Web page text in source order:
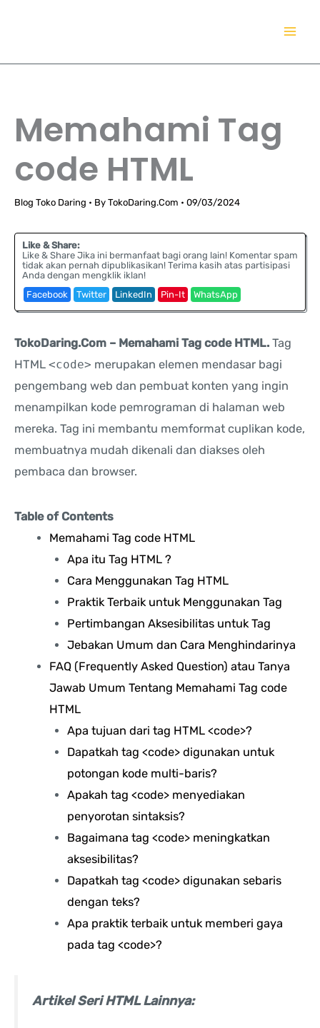
Memahami Tag
code HTML
Blog Toko Daring • By TokoDaring.Com • 09/03/2024
Like & Share:
Like & Share Jika ini bermanfaat bagi orang lain! Komentar spam
tidak akan pernah dipublikasikan! Terima kasih atas partisipasi
Anda dengan mengklik iklan!
Facebook
Twitter LinkedIn Pin-It WhatsApp
TokoDaring.Com – Memahami Tag code HTML. Tag
HTML <code> merupakan elemen mendasar bagi
pengembang web dan pembuat konten yang ingin
menampilkan kode pemrograman di halaman web
mereka. Tag ini membantu memformat cuplikan kode,
membuatnya mudah dikenali dan diakses oleh
pembaca dan browser.
Table of Contents
Memahami Tag code HTML
Apa itu Tag HTML ?
Cara Menggunakan Tag HTML
Praktik Terbaik untuk Menggunakan Tag
Pertimbangan Aksesibilitas untuk Tag
Jebakan Umum dan Cara Menghindarinya
FAQ (Frequently Asked Question) atau Tanya
Jawab Umum Tentang Memahami Tag code
HTML
Apa tujuan dari tag HTML <code>?
Dapatkah tag <code> digunakan untuk
potongan kode multi-baris?
Apakah tag <code> menyediakan
penyorotan sintaksis?
Bagaimana tag <code> meningkatkan
aksesibilitas?
Dapatkah tag <code> digunakan sebaris
dengan teks?
Apa praktik terbaik untuk memberi gaya
pada tag <code>?
Artikel Seri HTML Lainnya: